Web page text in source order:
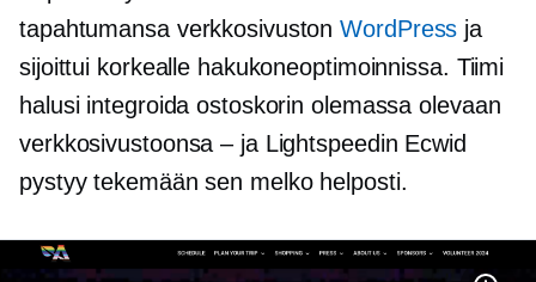
tapahtumansa verkkosivustonWordPress ja
sijoittui korkealle hakukoneoptimoinnissa. Tiimi
halusi integroida ostoskorin olemassa olevaan
verkkosivustoonsa – ja Lightspeedin Ecwid
pystyy tekemään sen melko helposti.